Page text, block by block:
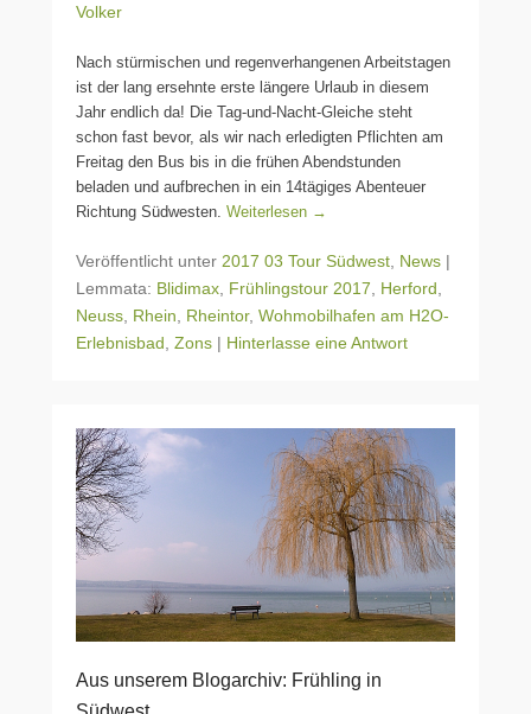
Volker
Nach stürmischen und regenverhangenen Arbeitstagen
ist der lang ersehnte erste längere Urlaub in diesem
Jahr endlich da! Die Tag-und-Nacht-Gleiche steht
schon fast bevor, als wir nach erledigten Pflichten am
Freitag den Bus bis in die frühen Abendstunden
beladen und aufbrechen in ein 14tägiges Abenteuer
Richtung Südwesten. Weiterlesen →
Veröffentlicht unter 2017 03 Tour Südwest News |
Lemmata: Blidimax Frühlingstour 2017 Herford
Neuss Rhein Rheintor, Wohmobilhafen am H2O-
Erlebnisbad Zons | Hinterlasse eine Antwort
Aus unserem Blogarchiv: Frühling in